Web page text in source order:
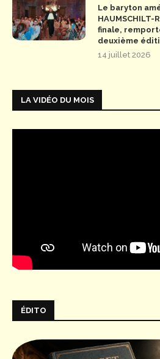
Le baryton
finale,
deuxième
14 juillet 2026
LA VIDÉO DU MOIS
ÉDITO